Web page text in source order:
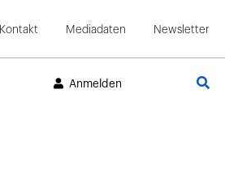
Kontakt Mediadaten Newsletter
Anmelden